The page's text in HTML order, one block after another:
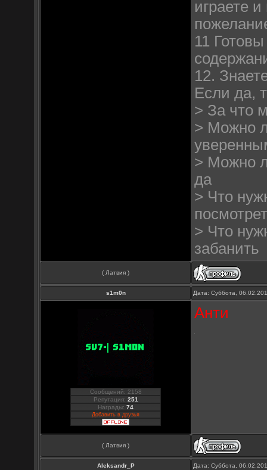
играете
11
12.
Если да,
> За что
> Можно
> Можно
да
> Что
> Что
забанить
( Латвия )
s1m0n Дата: Суббота,
Сообщений: 2158
Репутация: 251
Награды:74
Добавить в друзья
Анти
( Латвия )
Aleksandr_P Дата: Суббота,